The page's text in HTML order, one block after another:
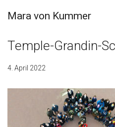
Mara von Kummer
Temple-Grandin-
4. April 2022